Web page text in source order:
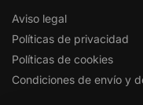
Aviso legal
Políticas de privacidad
Políticas de cookies
Condiciones de envío y